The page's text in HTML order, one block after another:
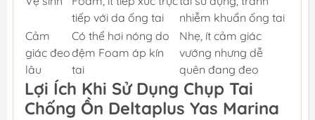
tiếp với da ống tai
nhiễm khuẩn ống tai
Cảm
giác đeo
lâu
Có thể hơi nóng do
đệm Foam áp kín
tai
Nhẹ, ít cảm giác
vướng nhưng dễ
quên đang đeo
Lợi Ích Khi Sử Dụng Chụp Tai
Chống Ồn Deltaplus Yas Marina